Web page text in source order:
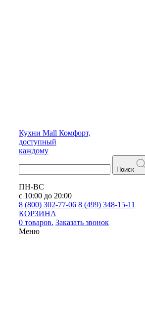
Кухни Mall Комфорт,
доступный
каждому
Поиск
ПН-ВС
с 10:00 до 20:00
8 (800) 302-77-06 8 (499) 348-15-11
КОРЗИНА
0 товаров. Заказать звонок
Меню